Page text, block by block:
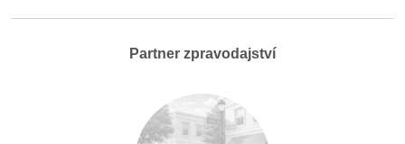
Partner zpravodajství